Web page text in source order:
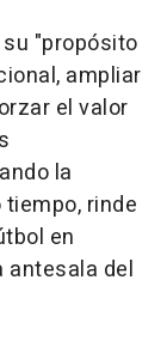
"propósito
ampliar
el valor
la
rinde
en
antesala del